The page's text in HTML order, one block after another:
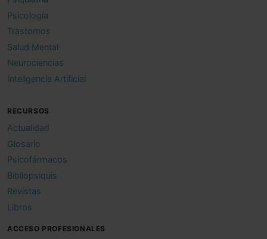
Psicología
Trastornos
Salud Mental
Neurociencias
Inteligencia Artificial
RECURSOS
Actualidad
Glosario
Psicofármacos
Bibliopsiquis
Revistas
Libros
ACCESO PROFESIONALES